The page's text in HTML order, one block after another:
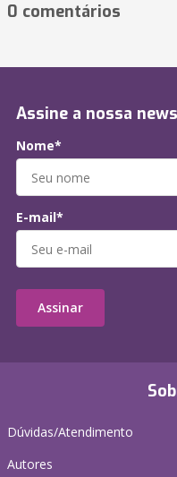
0 comentários
Dúvidas/Atendimento
Autores
Assine a nossa
Nome*
E-mail*
Assinar